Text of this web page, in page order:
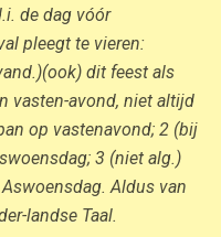
de dag vóór
pleegt te vieren:
dit feest als
vasten-avond, niet altijd
op vastenavond; 2 (bij
3 (niet alg.)
Aldus van
landse Taal.